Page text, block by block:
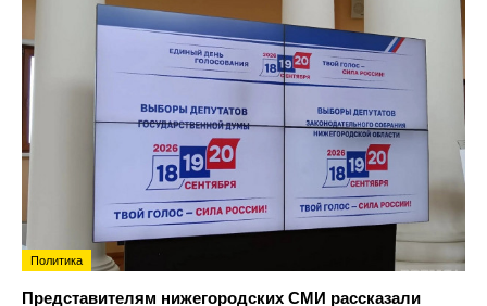
Политика
Представителям нижегородских СМИ рассказали